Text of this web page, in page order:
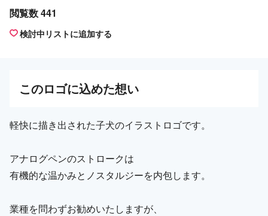
閲覧数 441
検討中リストに追加する
このロゴに込めた想い
軽快に描き出された子犬のイラストロゴです。
アナログペンのストロークは
有機的な温かみとノスタルジーを内包します。
業種を問わずお勧めいたしますが、